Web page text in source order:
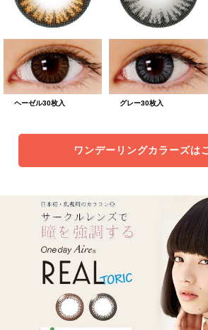
ヘーゼル30枚入 グレー30枚入
ワンデーリングカラーズは